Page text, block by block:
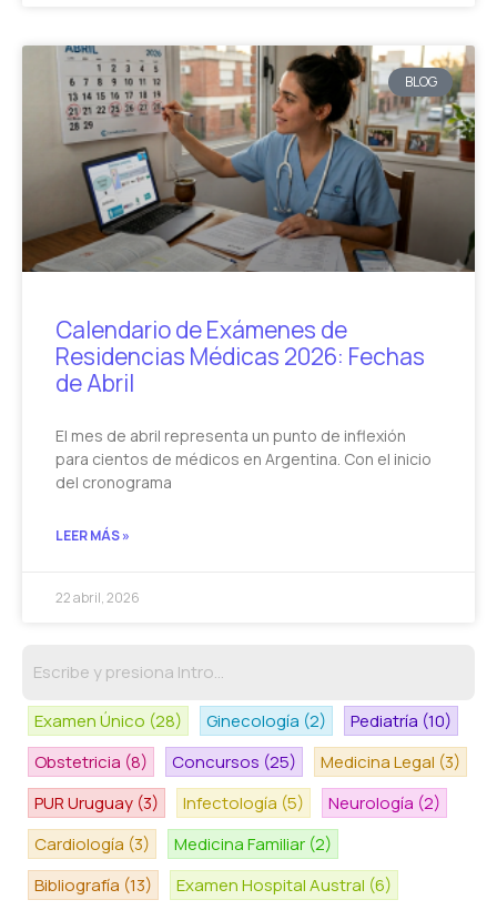
BLOG
Calendario de Exámenes de
Residencias Médicas 2026: Fechas
de Abril
El mes de abril representa un punto de inflexión
para cientos de médicos en Argentina. Con el inicio
del cronograma
LEER MÁS »
22 abril, 2026
Examen Único (28) Ginecología (2) Pediatría (10)
Obstetricia (8) Concursos (25) Medicina Legal (3)
PUR Uruguay (3) Infectología (5) Neurología (2)
Cardiología (3) Medicina Familiar (2)
Bibliografía (13) Examen Hospital Austral (6)